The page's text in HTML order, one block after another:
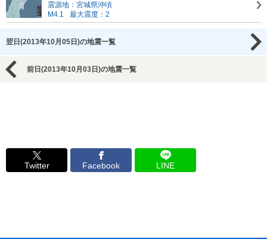
震源地：宮城県沖頃
M4.1
最大震度：2
翌日(2013年10月05日)の地震一覧
前日(2013年10月03日)の地震一覧
Twitter Facebook LINE